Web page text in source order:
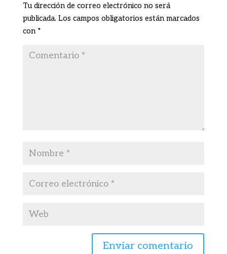
Tu dirección de correo electrónico no será
publicada. Los campos obligatorios están marcados
con *